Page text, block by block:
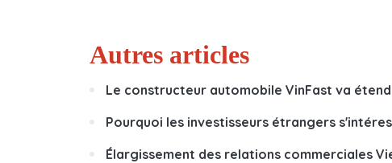
Autres articles
Le constructeur automobile VinFast va
Pourquoi les investisseurs étrangers
Élargissement des relations commerciales